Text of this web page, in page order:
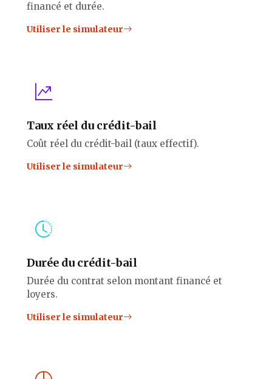
financé et durée.
Utiliser le simulateur
Taux réel du crédit-bail
Coût réel du crédit-bail (taux effectif).
Utiliser le simulateur
Durée du crédit-bail
Durée du contrat selon montant financé et
loyers.
Utiliser le simulateur